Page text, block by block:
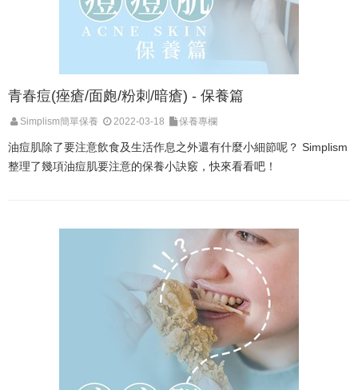
青春痘(痤瘡/面皰/粉刺/暗瘡) - 保養篇
Simplism簡單保養 2022-03-18 保養專欄
油痘肌除了要注意飲食及生活作息之外還有什麼小細節呢？ Simplism
整理了幾項油痘肌要注意的保養小訣竅，快來看看吧！